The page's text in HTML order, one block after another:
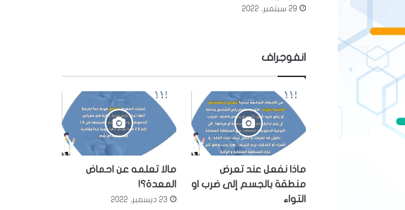
29 سبتمبر، 2022
انفوجراف
ماذا نفعل عند تعرض
منطقة بالجسم إلى ضرب او
التواء
مالا تعلمه عن احماض
المعدة؟!
23 ديسمبر، 2022